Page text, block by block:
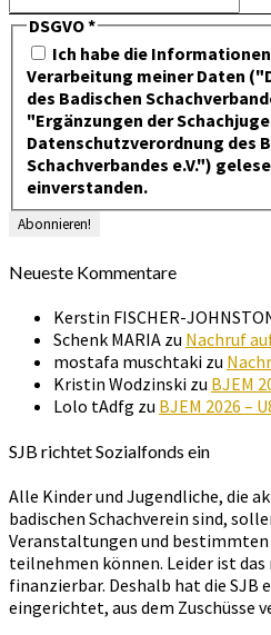
DSGVO*
Ich habe die
Verarbeitung meiner Daten
des Badischen
"Ergänzungen der
Datenschutzverordnung des
Schachverbandes e.V.")
einverstanden.
Neueste Kommentare
Kerstin FISCHER-
Schenk MARIA zu Nachruf
mostafa muschtaki zu
Kristin Wodzinski zu BJEM
Lolo tAdfg zu BJEM 2026 –
SJB richtet Sozialfonds ein
Alle Kinder und Jugendliche, die
badischen Schachverein sind,
Veranstaltungen und
teilnehmen können. Leider ist
finanzierbar. Deshalb hat die SJB
eingerichtet, aus dem Zuschüsse